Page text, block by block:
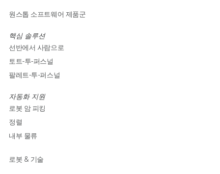
원스톱 소프트웨어 제품군
핵심 솔루션
선반에서 사람으로
토트-투-퍼스널
팔레트-투-퍼스널
자동화 지원
로봇 암 피킹
정렬
내부 물류
로봇 & 기술